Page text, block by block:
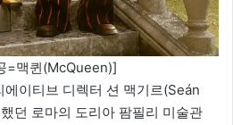
=맥퀸(McQueen)]
이티브 디렉터 션 맥기르(Seán
던 로마의 도리아 팜필리 미술관